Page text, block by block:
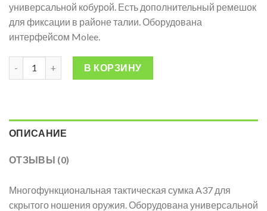
универсальной кобурой. Есть дополнительный ремешок
для фиксации в районе талии. Оборудована
интерфейсом Molee.
В КОРЗИНУ
ОПИСАНИЕ
ОТЗЫВЫ (0)
Многофункциональная тактическая сумка A37 для
скрытого ношения оружия. Оборудована универсальной